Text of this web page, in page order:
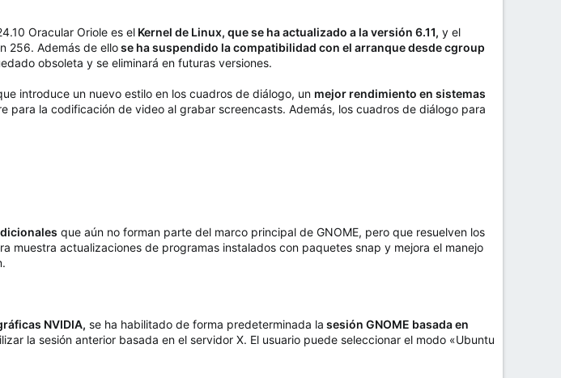
Oracular Oriole es el Kernel de Linux, que se ha actualizado a la versión 6.11, y el
256. Además de ellose ha suspendido la compatibilidad con el arranque desde cgroup
obsoleta y se eliminará en futuras versiones.
introduce un nuevo estilo en los cuadros de diálogo, un mejor rendimiento en sistemas
para la codificación de video al grabar screencasts. Además, los cuadros de diálogo para
que aún no forman parte del marco principal de GNOME, pero que resuelven los
muestra actualizaciones de programas instalados con paquetes snap y mejora el manejo
NVIDIA, se ha habilitado de forma predeterminada la sesión GNOME basada en
la sesión anterior basada en el servidor X. El usuario puede seleccionar el modo «Ubuntu